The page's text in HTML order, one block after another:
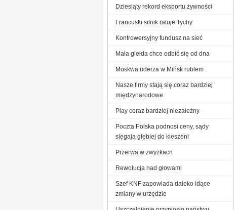
Dziesiąty rekord eksportu żywności
Francuski silnik ratuje Tychy
Kontrowersyjny fundusz na sieć
Mała giełda chce odbić się od dna
Moskwa uderza w Mińsk rublem
Nasze firmy stają się coraz bardziej
międzynarodowe
Play coraz bardziej niezależny
Poczta Polska podnosi ceny, sądy
sięgają głębiej do kieszeni
Przerwa w zwyżkach
Rewolucja nad głowami
Szef KNF zapowiada daleko idące
zmiany w urzędzie